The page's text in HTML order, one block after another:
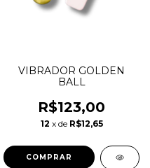
VIBRADOR GOLDEN
BALL
R$123,00
12 x de R$12,65